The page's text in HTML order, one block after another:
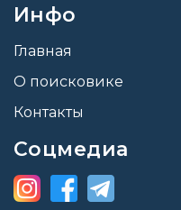
Инфо
Главная
О поисковике
Контакты
Соцмедиа